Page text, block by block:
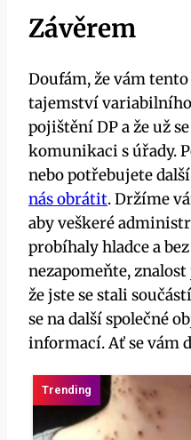
Závěrem
Doufám, že vám
tajemství
pojištění DP a že už
komunikaci s úřady.
nebo potřebujete
nás obrátit. Držíme
aby veškeré
probíhaly hladce a
nezapomeňte,
že jste se stali
se na další společné
informací. Ať se vám